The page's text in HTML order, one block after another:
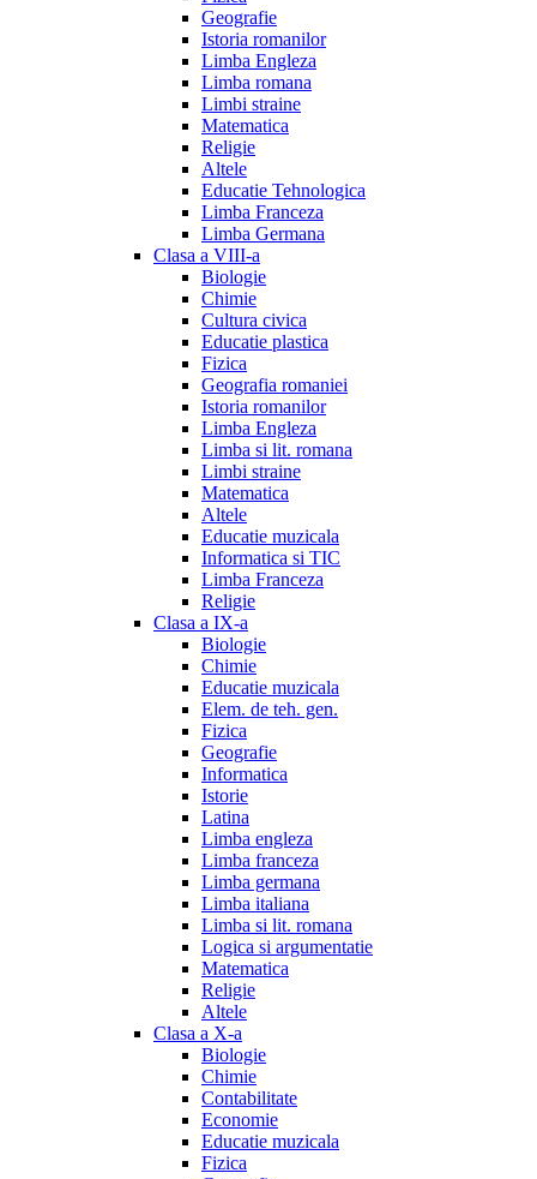
Geografie
Istoria romanilor
Limba Engleza
Limba romana
Limbi straine
Matematica
Religie
Altele
Educatie Tehnologica
Limba Franceza
Limba Germana
Clasa a VIII-a
Biologie
Chimie
Cultura civica
Educatie plastica
Fizica
Geografia romaniei
Istoria romanilor
Limba Engleza
Limba si lit. romana
Limbi straine
Matematica
Altele
Educatie muzicala
Informatica si TIC
Limba Franceza
Religie
Clasa a IX-a
Biologie
Chimie
Educatie muzicala
Elem. de teh. gen.
Fizica
Geografie
Informatica
Istorie
Latina
Limba engleza
Limba franceza
Limba germana
Limba italiana
Limba si lit. romana
Logica si argumentatie
Matematica
Religie
Altele
Clasa a X-a
Biologie
Chimie
Contabilitate
Economie
Educatie muzicala
Fizica